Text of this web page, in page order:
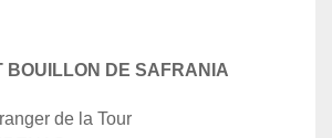
BOUILLON DE SAFRANIA
de la Tour